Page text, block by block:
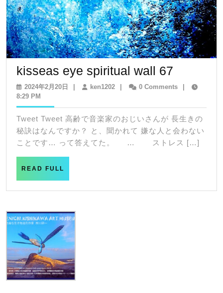
kisseas eye spiritual wall 67
eye
wall
67
2024年2月20日
2024
月
20
日
ken1202ken12020 Comments
8:29 PM
Tweet Tweet 高齢で音楽家のおじいさんが 長生きの
秘訣はなんですか？ と、聞かれて 嫌な人と会わない
ことです… って答えてた。 … ストレス […]
READ FULL